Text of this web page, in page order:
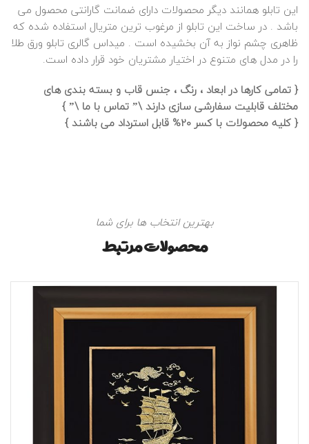
این تابلو همانند دیگر محصولات دارای ضمانت گارانتی محصول می
باشد . در ساخت این تابلو از مرغوب ترین متریال استفاده شده که
ظاهری چشم نواز به آن بخشیده است . میداس گالری تابلو ورق طلا
را در مدل های متنوع در اختیار مشتریان خود قرار داده است.
{ تمامی کارها در ابعاد ، رنگ ، جنس قاب و بسته بندی های
مختلف قابلیت سفارشی سازی دارند \” تماس با ما \” }
{ کلیه محصولات با کسر 20% قابل استرداد می باشند }
بهترین انتخاب ها برای شما
محصولات مرتبط